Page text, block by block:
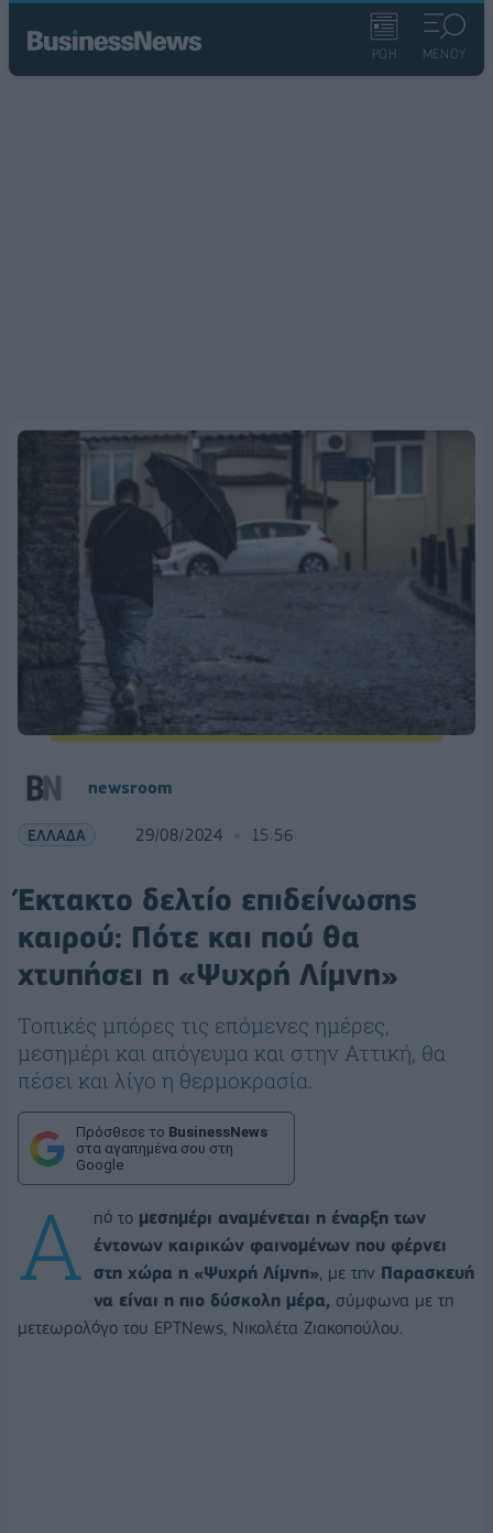
ΡΟΗ ΜΕΝΟΥ
newsroom
ΕΛΛΑΔΑ 29/08/2024 15:56
Έκτακτο δελτίο επιδείνωσης
καιρού: Πότε και πού θα
χτυπήσει η «Ψυχρή Λίμνη»
Τοπικές μπόρες τις επόμενες ημέρες,
μεσημέρι και απόγευμα και στην Αττική, θα
πέσει και λίγο η θερμοκρασία.
Πρόσθεσε το BusinessNews
στα αγαπημένα σου στη
Google
Α πό το μεσημέρι αναμένεται η έναρξη των
έντονων καιρικών φαινομένων που φέρνει
στη χώρα η «Ψυχρή Λίμνη», με την Παρασκευή
να είναι η πιο δύσκολη μέρα, σύμφωνα με τη
μετεωρολόγο του ΕΡΤΝews, Νικολέτα Ζιακοπούλου.